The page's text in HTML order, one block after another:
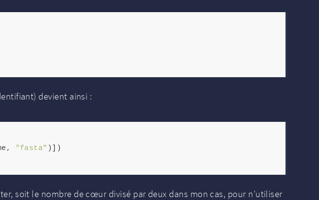
devient ainsi :
"fasta" )])
soit le nombre de cœur divisé par deux dans mon cas, pour n’utiliser